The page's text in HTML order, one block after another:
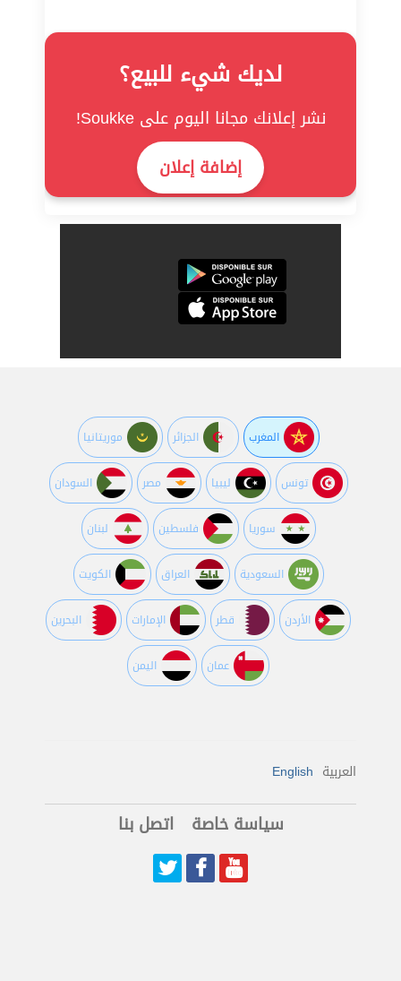
لديك شيء للبيع؟
نشر إعلانك مجانا اليوم على Soukke!
إضافة إعلان
المغرب الجزائر موريتانيا
تونس ليبيا مصر السودان
سوريا فلسطين لبنان
السعودية العراق الكويت
اﻷردن قطر اﻹمارات البحرين
عمان اليمن
العربية English
سياسة خاصة اتصل بنا